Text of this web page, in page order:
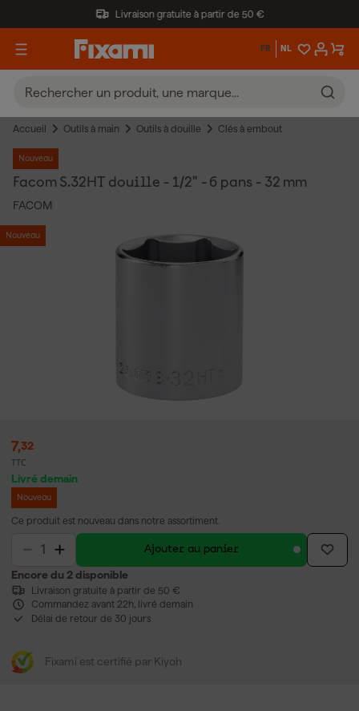
Livraison gratuite à partir de 50 €
FR NL
Accueil Outils à main Outils à douille Clés à embout
Nouveau
Facom S.32HT douille - 1/2" - 6 pans - 32 mm
FACOM
Nouveau
7,32
TTC
Livré demain
Nouveau
Ce produit est nouveau dans notre assortiment.
Ajouter au panier
Encore du 2 disponible
Livraison gratuite à partir de 50 €
Commandez avant 22h, livré demain
Délai de retour de 30 jours
Fixami est certifié par Kiyoh